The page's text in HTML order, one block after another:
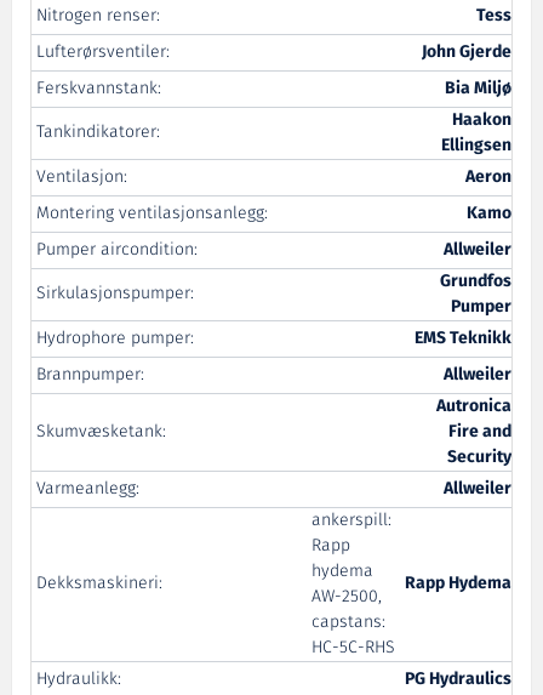
Nitrogen renser:
Tess
Lufterørsventiler:
John Gjerde
Ferskvannstank:
Bia Miljø
Tankindikatorer:
Haakon
Ellingsen
Ventilasjon:
Aeron
Montering ventilasjonsanlegg:
Kamo
Pumper aircondition:
Allweiler
Sirkulasjonspumper:
Grundfos
Pumper
Hydrophore pumper:
EMS Teknikk
Brannpumper:
Allweiler
Skumvæsketank:
Autronica
Fire and
Security
Varmeanlegg:
Allweiler
Dekksmaskineri:
ankerspill:
Rapp
hydema
AW-2500,
capstans:
HC-5C-RHS
Rapp Hydema
Hydraulikk:
PG Hydraulics